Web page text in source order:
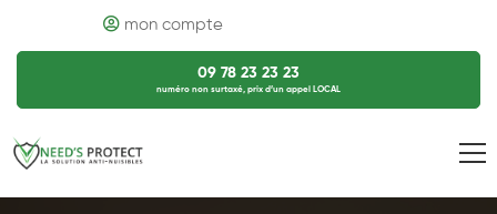
mon compte
09 78 23 23 23
numéro non surtaxé, prix d’un appel LOCAL